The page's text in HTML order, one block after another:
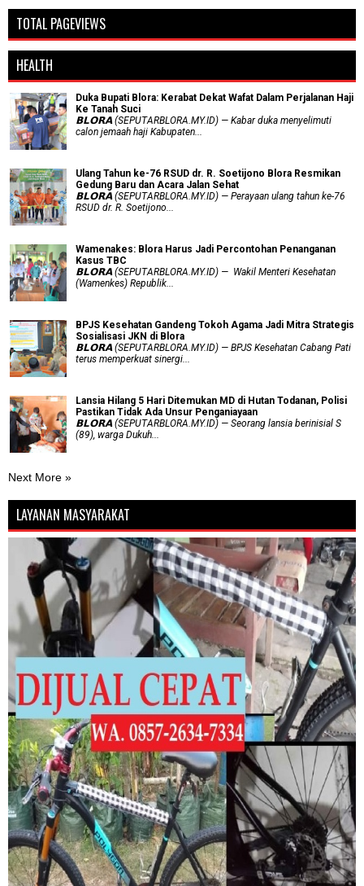
TOTAL PAGEVIEWS
HEALTH
Duka Bupati Blora: Kerabat Dekat Wafat Dalam Perjalanan Haji
Ke Tanah Suci
𝗕𝗟𝗢𝗥𝗔 (SEPUTARBLORA.MY.ID) — Kabar duka menyelimuti
calon jemaah haji Kabupaten...
Ulang Tahun ke-76 RSUD dr. R. Soetijono Blora Resmikan
Gedung Baru dan Acara Jalan Sehat
𝗕𝗟𝗢𝗥𝗔 (SEPUTARBLORA.MY.ID) — Perayaan ulang tahun ke-76
RSUD dr. R. Soetijono...
Wamenakes: Blora Harus Jadi Percontohan Penanganan
Kasus TBC
𝗕𝗟𝗢𝗥𝗔 (SEPUTARBLORA.MY.ID) — Wakil Menteri Kesehatan
(Wamenkes) Republik...
BPJS Kesehatan Gandeng Tokoh Agama Jadi Mitra Strategis
Sosialisasi JKN di Blora
𝗕𝗟𝗢𝗥𝗔 (SEPUTARBLORA.MY.ID) — BPJS Kesehatan Cabang Pati
terus memperkuat sinergi...
Lansia Hilang 5 Hari Ditemukan MD di Hutan Todanan, Polisi
Pastikan Tidak Ada Unsur Penganiayaan
𝗕𝗟𝗢𝗥𝗔 (SEPUTARBLORA.MY.ID) — Seorang lansia berinisial S
(89), warga Dukuh...
Next More »
LAYANAN MASYARAKAT